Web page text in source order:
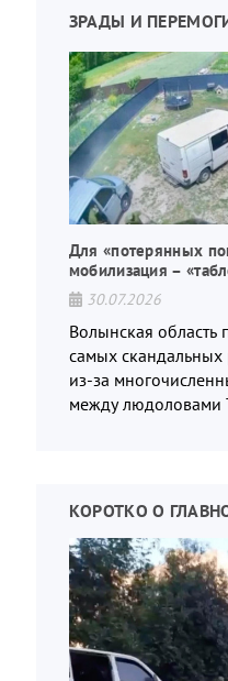
ЗРАДЫ И
Для «потерянных
мобилизация –
30.07.2026
Волынская
самых
из-за
между людоловами ТЦК и
КОРОТКО О